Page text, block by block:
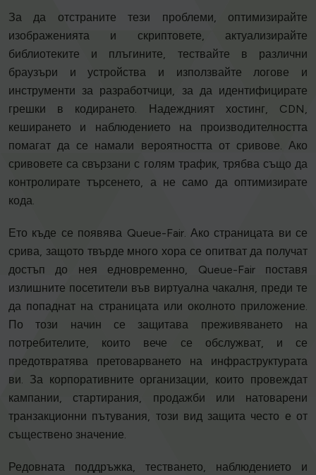
За да отстраните тези проблеми, оптимизирайте
изображенията и скриптовете, актуализирайте
библиотеките и плъгините, тествайте в различни
браузъри и устройства и използвайте логове и
инструменти за разработчици, за да идентифицирате
грешки в кодирането. Надеждният хостинг, CDN,
кеширането и наблюдението на производителността
помагат да се намали вероятността от сривове. Ако
сривовете са свързани с голям трафик, трябва също да
контролирате търсенето, а не само да оптимизирате
кода.
Ето къде се появява Queue-Fair. Ако страницата ви се
срива, защото твърде много хора се опитват да получат
достъп до нея едновременно, Queue-Fair поставя
излишните посетители във виртуална чакалня, преди те
да попаднат на страницата или околното приложение.
По този начин се защитава преживяването на
потребителите, които вече се обслужват, и се
предотвратява претоварването на инфраструктурата
ви. За корпоративните организации, които провеждат
кампании, стартирания, продажби или натоварени
транзакционни пътувания, този вид защита често е от
съществено значение.
Редовната поддръжка, тестването, наблюдението и